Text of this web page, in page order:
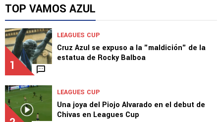
TOP VAMOS AZUL
1
LEAGUES CUP
Cruz Azul se expuso a la "maldición" de la
estatua de Rocky Balboa
LEAGUES CUP
Una joya del Piojo Alvarado en el debut de
Chivas en Leagues Cup